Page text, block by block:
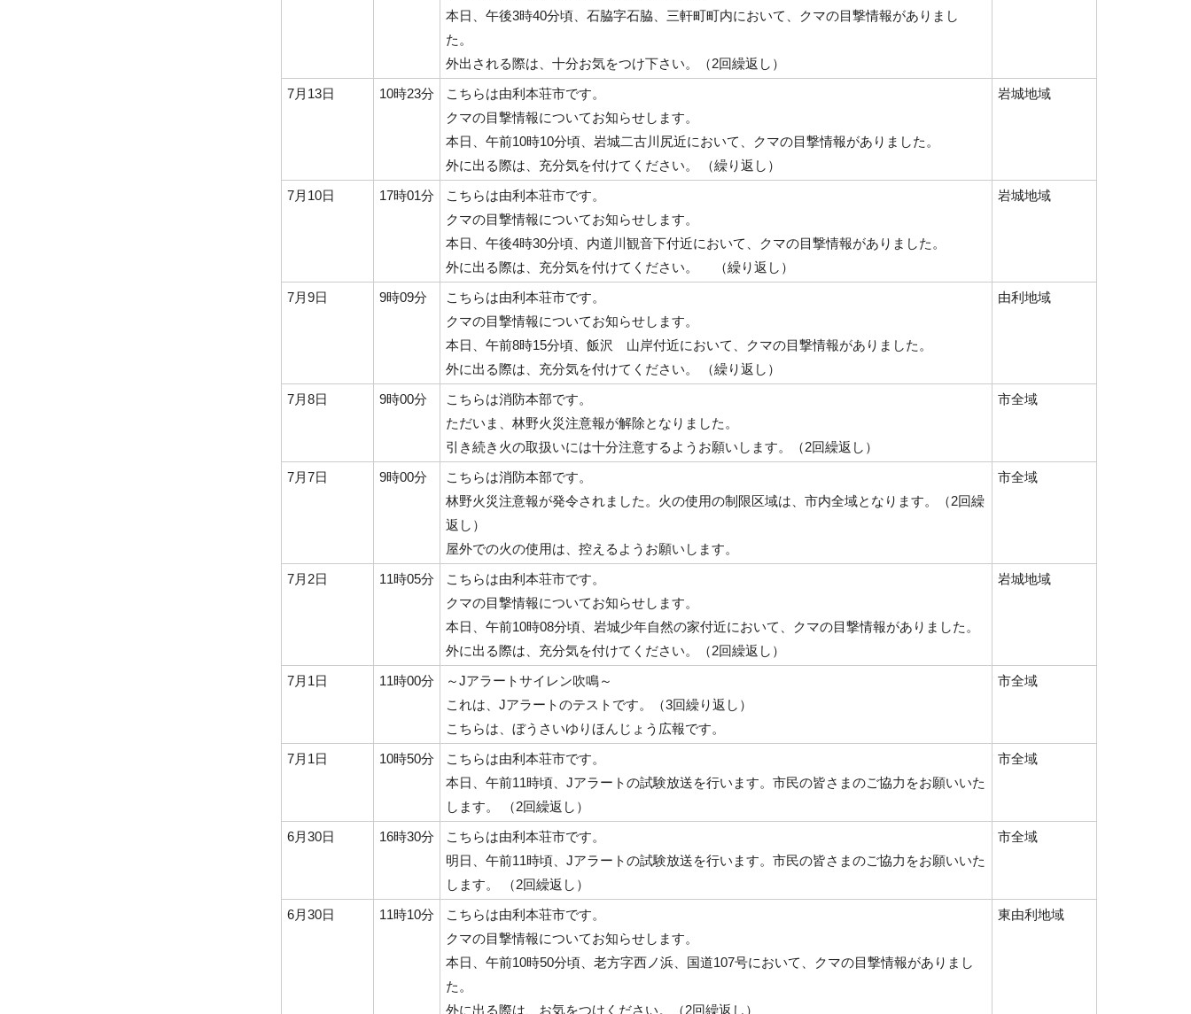
本日、午後3時40分頃、石脇字石脇、三軒町町内において、クマの目撃情報がありまし
た。
外出される際は、十分お気をつけ下さい。（2回繰返し）
7月13日 10時23分
こちらは由利本荘市です。
クマの目撃情報についてお知らせします。
本日、午前10時10分頃、岩城二古川尻近において、クマの目撃情報がありました。
外に出る際は、充分気を付けてください。 （繰り返し）
岩城地域
7月10日 17時01分
こちらは由利本荘市です。
クマの目撃情報についてお知らせします。
本日、午後4時30分頃、内道川観音下付近において、クマの目撃情報がありました。
外に出る際は、充分気を付けてください。 （繰り返し）
岩城地域
7月9日 9時09分
こちらは由利本荘市です。
クマの目撃情報についてお知らせします。
本日、午前8時15分頃、飯沢 山岸付近において、クマの目撃情報がありました。
外に出る際は、充分気を付けてください。 （繰り返し）
由利地域
7月8日 9時00分
こちらは消防本部です。
ただいま、林野火災注意報が解除となりました。
引き続き火の取扱いには十分注意するようお願いします。（2回繰返し）
市全域
7月7日 9時00分
こちらは消防本部です。
林野火災注意報が発令されました。火の使用の制限区域は、市内全域となります。（2回繰
返し）
屋外での火の使用は、控えるようお願いします。
市全域
7月2日 11時05分
こちらは由利本荘市です。
クマの目撃情報についてお知らせします。
本日、午前10時08分頃、岩城少年自然の家付近において、クマの目撃情報がありました。
外に出る際は、充分気を付けてください。（2回繰返し）
岩城地域
7月1日 11時00分
～Jアラートサイレン吹鳴～
これは、Jアラートのテストです。（3回繰り返し）
こちらは、ぼうさいゆりほんじょう広報です。
市全域
7月1日 10時50分
こちらは由利本荘市です。
本日、午前11時頃、Jアラートの試験放送を行います。市民の皆さまのご協力をお願いいた
します。 （2回繰返し）
市全域
6月30日 16時30分
こちらは由利本荘市です。
明日、午前11時頃、Jアラートの試験放送を行います。市民の皆さまのご協力をお願いいた
します。 （2回繰返し）
市全域
6月30日 11時10分
こちらは由利本荘市です。
クマの目撃情報についてお知らせします。
本日、午前10時50分頃、老方字西ノ浜、国道107号において、クマの目撃情報がありまし
た。
外に出る際は、お気をつけください。（2回繰返し）
東由利地域